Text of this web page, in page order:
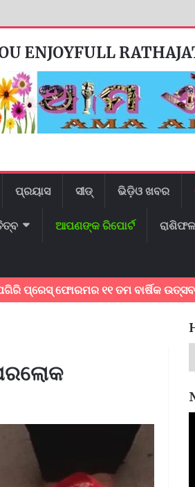
ENJOYFULL
ପ୍ରୟାସ ସୀଡ୍ ଭିଡ଼ିଓ ଖବର
ଆପଣଙ୍କ ରିପୋର୍ଟ ରାଶିଫଳ
୧୧ ତମ ବାର୍ଷିକ ଉତ୍ସବ ଅନୁଷ୍ଠିତ